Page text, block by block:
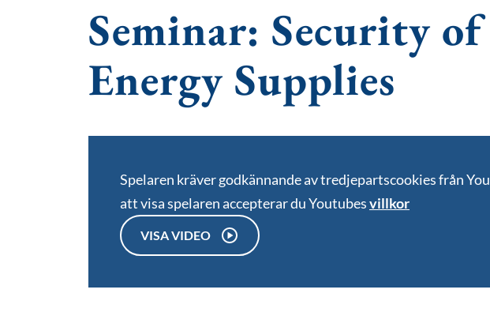
Seminar: Security
Energy Supplies
Spelaren kräver godkännande av tredjepartscookies från
att visa spelaren accepterar du Youtubesvillkor
VISA VIDEO